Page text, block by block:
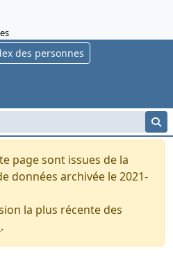
des personnes
page sont issues de la
données archivée le 2021-
la plus récente des
.